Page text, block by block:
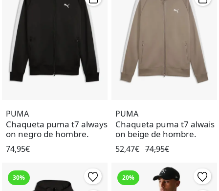
PUMA
Chaqueta puma t7 always
on negro de hombre.
74,95€
PUMA
Chaqueta puma t7 alwais
on beige de hombre.
52,47€ 74,95€
30% 20%